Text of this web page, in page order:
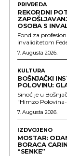
PRIVREDA
REKORDNI
OSOBA S
Fond za
invaliditetom
7. Augusta 2026.
KULTURA
BOŠNJAČKI
POLOVINU:
Sinoć je u
"Himzo Polovina-
7. Augusta 2026.
IZDVOJENO
MOSTAR:
BORACA
“SENKE”